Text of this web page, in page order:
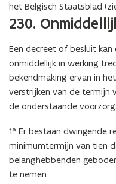
het Belgisch Staatsblad
230.
Een decreet of besluit
onmiddellijk in werking
bekendmaking ervan in
verstrijken van de termijn
de onderstaande
1° Er bestaan dwingende
minimumtermijn van tien
belanghebbenden
te nemen.